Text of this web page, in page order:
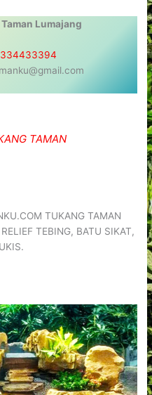
Lumajang
TAMAN
TUKANG TAMAN
TEBING, BATU SIKAT,